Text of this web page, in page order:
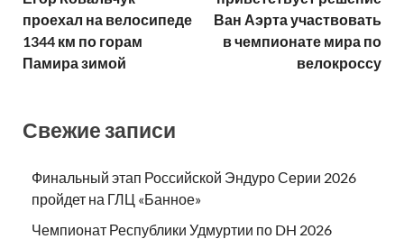
проехал на велосипеде
1344 км по горам
Памира зимой
Ван Аэрта участвовать
в чемпионате мира по
велокроссу
Свежие записи
Финальный этап Российской Эндуро Серии 2026
пройдет на ГЛЦ «Банное»
Чемпионат Республики Удмуртии по DH 2026